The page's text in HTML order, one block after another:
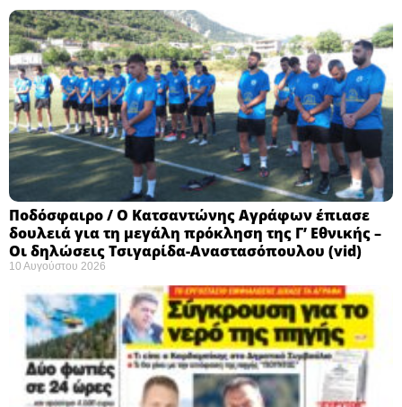
Ποδόσφαιρο / Ο Κατσαντώνης Αγράφων έπιασε
δουλειά για τη μεγάλη πρόκληση της Γ’ Εθνικής –
Οι δηλώσεις Τσιγαρίδα-Αναστασόπουλου (vid)
10 Αυγούστου 2026